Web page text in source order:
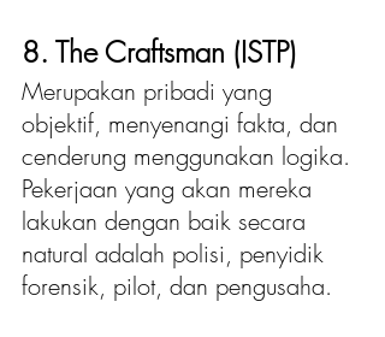
8. The Craftsman (ISTP)
Merupakan pribadi yang
objektif, menyenangi fakta, dan
cenderung menggunakan logika.
Pekerjaan yang akan mereka
lakukan dengan baik secara
natural adalah polisi, penyidik
forensik, pilot, dan pengusaha.